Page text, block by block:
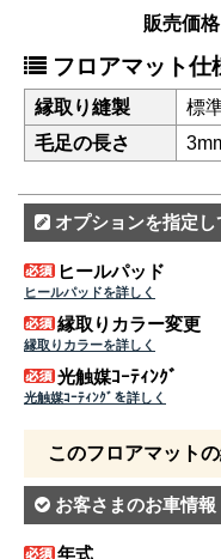
販売価格
フロアマット仕
縁取り縫製
標
毛足の長さ
オプションを指定し
ヒールパッド
ヒールパッドを詳しく
縁取りカラー変更
縁取りカラーを詳しく
光触媒ｺｰﾃｨﾝｸﾞ
光触媒ｺｰﾃｨﾝｸﾞを詳しく
このフロアマット
お客さまのお車情報
年式